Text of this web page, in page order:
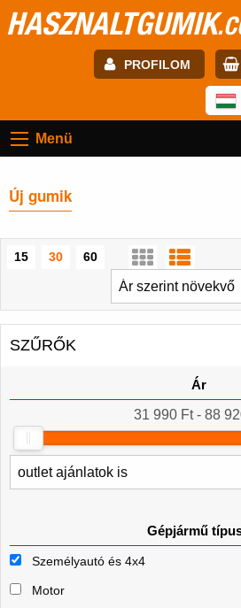
HASZNALTGUMIK
PROFILOM
Jelszó:
Menü
Új gumik
15 30
60
SZŰRŐK
Ár
31 990 Ft - 88
Gépjármű
Személyautó és 4x4
Motor